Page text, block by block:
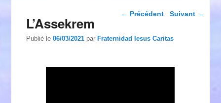
Navigation dans les
← Précédent Suivant →
L’Assekrem
Publié le06/03/2021 parFraternidad Iesus Caritas